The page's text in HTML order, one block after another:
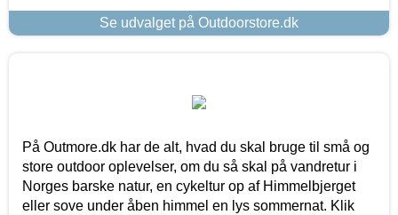
Se udvalget på Outdoorstore.dk
På Outmore.dk har de alt, hvad du skal bruge til små og
store outdoor oplevelser, om du så skal på vandretur i
Norges barske natur, en cykeltur op af Himmelbjerget
eller sove under åben himmel en lys sommernat. Klik